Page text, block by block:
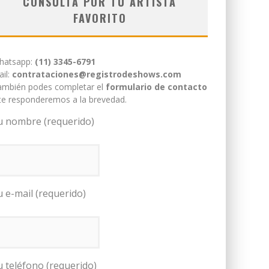
FAVORITO
(11) 3345-6791
contrataciones@registrodeshows.com
podes completar el formulario de contacto
responderemos a la brevedad.
nombre (requerido)
e-mail (requerido)
teléfono (requerido)